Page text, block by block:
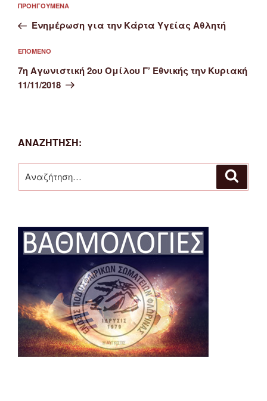
άρθρων
Προηγούμενο
άρθρο
ΠΡΟΗΓΟΎΜΕΝΑ
Ενημέρωση για την Κάρτα Υγείας Αθλητή
Επόμενο
άρθρο
ΕΠΌΜΕΝΟ
7η Αγωνιστική 2ου Ομίλου Γ’ Εθνικής την Κυριακή
11/11/2018
ΑΝΑΖΉΤΗΣΗ:
για: